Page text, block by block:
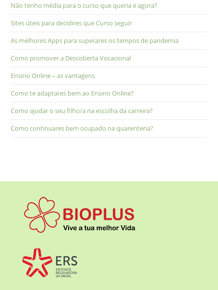
Não tenho média para o curso que queria e agora?
Sites úteis para decidires que Curso seguir
As melhores Apps para superares os tempos de pandemia
Como promover a Descoberta Vocacional
Ensino Online – as vantagens
Como te adaptares bem ao Ensino Online?
Como ajudar o seu filho/a na escolha da carreira?
Como continuares bem ocupado na quarentena?